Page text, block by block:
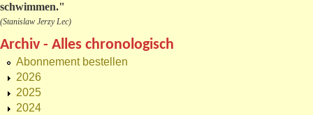
schwimmen."
(Stanislaw Jerzy Lec)
Archiv - Alles chronologisch
Abonnement bestellen
2026
2025
2024